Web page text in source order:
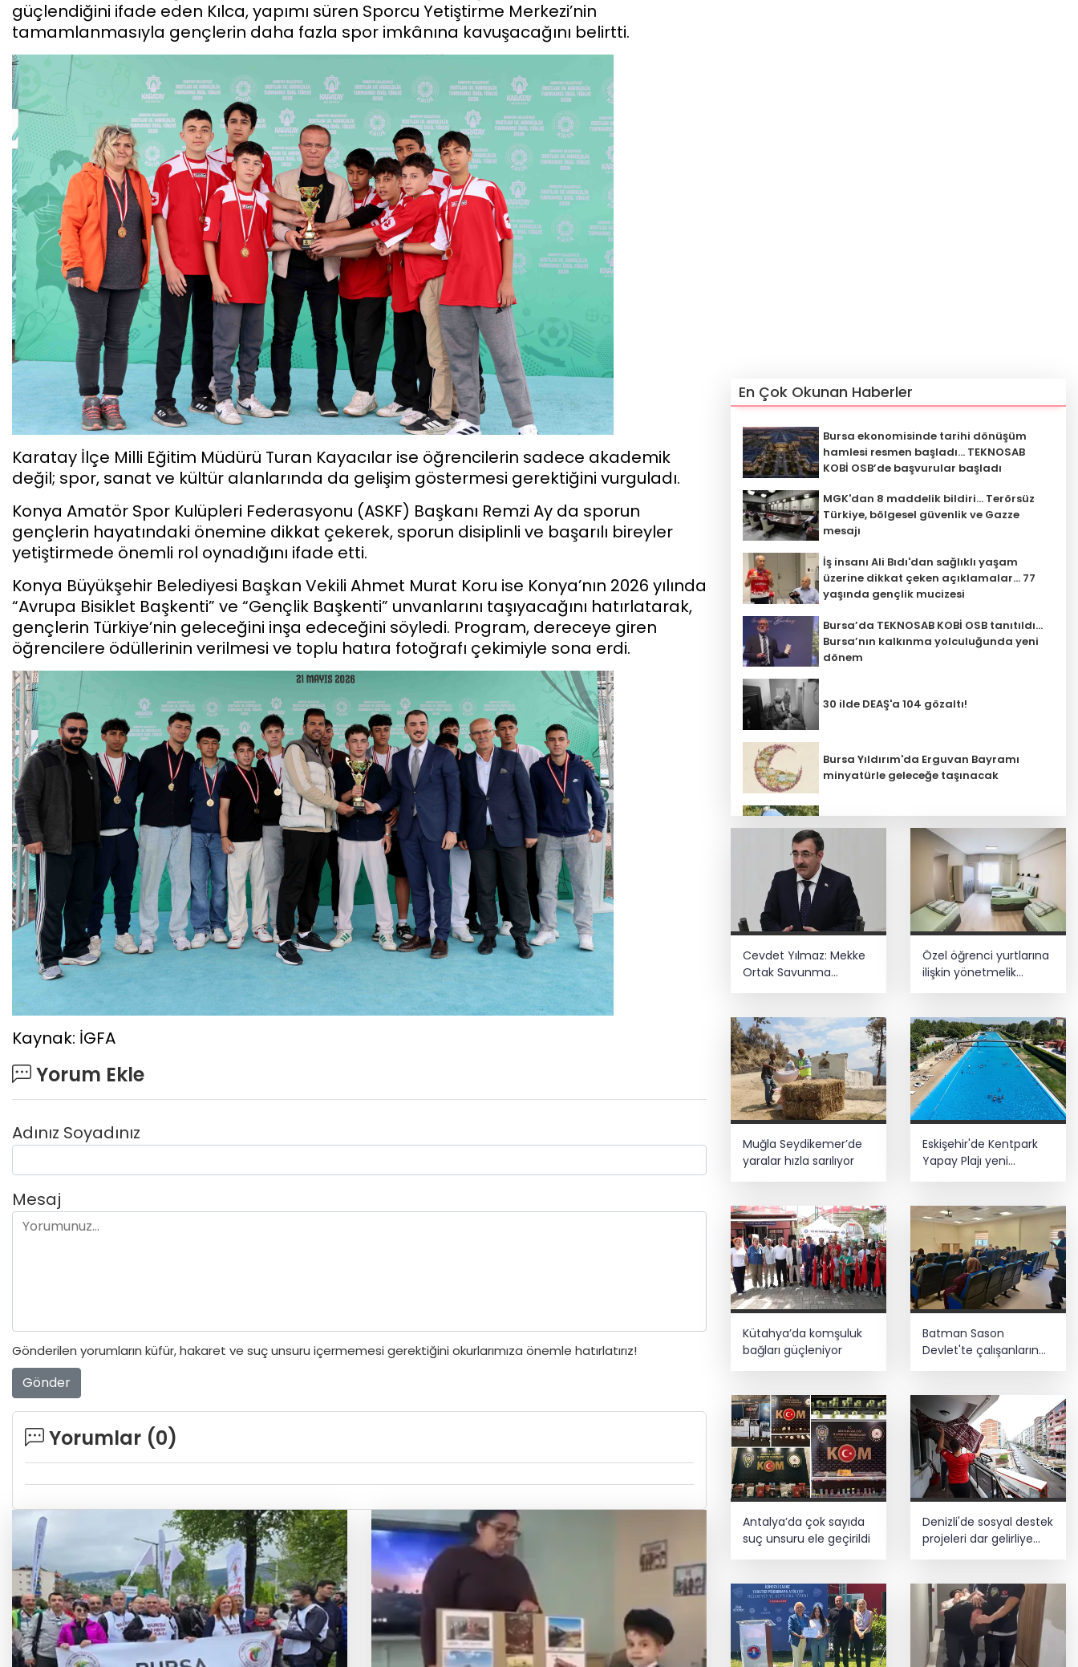
güçlendiğini ifade eden Kılca, yapımı süren Sporcu Yetiştirme Merkezi’nin
tamamlanmasıyla gençlerin daha fazla spor imkânına kavuşacağını belirtti.
Karatay İlçe Milli Eğitim Müdürü Turan Kayacılar ise öğrencilerin sadece akademik
değil; spor, sanat ve kültür alanlarında da gelişim göstermesi gerektiğini vurguladı.
Konya Amatör Spor Kulüpleri Federasyonu (ASKF) Başkanı Remzi Ay da sporun
gençlerin hayatındaki önemine dikkat çekerek, sporun disiplinli ve başarılı bireyler
yetiştirmede önemli rol oynadığını ifade etti.
Konya Büyükşehir Belediyesi Başkan Vekili Ahmet Murat Koru ise Konya’nın 2026 yılında
“Avrupa Bisiklet Başkenti” ve “Gençlik Başkenti” unvanlarını taşıyacağını hatırlatarak,
gençlerin Türkiye’nin geleceğini inşa edeceğini söyledi. Program, dereceye giren
öğrencilere ödüllerinin verilmesi ve toplu hatıra fotoğrafı çekimiyle sona erdi.
Kaynak: İGFA
Yorum Ekle
Adınız Soyadınız
Mesaj
Gönderilen yorumların küfür, hakaret ve suç unsuru içermemesi gerektiğini okurlarımıza önemle hatırlatırız!
Gönder
Yorumlar (0)
En Çok Okunan Haberler
Bursa ekonomisinde tarihi dönüşüm
hamlesi resmen başladı... TEKNOSAB
KOBİ OSB’de başvurular başladı
MGK'dan 8 maddelik bildiri... Terörsüz
Türkiye, bölgesel güvenlik ve Gazze
mesajı
İş insanı Ali Bıdı'dan sağlıklı yaşam
üzerine dikkat çeken açıklamalar... 77
yaşında gençlik mucizesi
Bursa’da TEKNOSAB KOBİ OSB tanıtıldı...
Bursa’nın kalkınma yolculuğunda yeni
dönem
30 ilde DEAŞ'a 104 gözaltı!
Bursa Yıldırım'da Erguvan Bayramı
minyatürle geleceğe taşınacak
kamu alanına döküme 150 bin TL ceza
CHP, Menderes Belediye Başkanı İlkay
Çiçek'i kesin ihraç talebiyle disipline
sevk etti
Ankara'da uyuşturucu ve fuhuş 8
gözaltı
Ödülü... Kamu kategorisinde zirvede
Cevdet Yılmaz: Mekke
Ortak Savunma
sağlayacak
Özel öğrenci yurtlarına
ilişkin yönetmelik
Muğla Seydikemer’de
yaralar hızla sarılıyor
Eskişehir'de Kentpark
Yapay Plajı yeni
sezonda hizmete açıldı
Kütahya’da komşuluk
bağları güçleniyor
Batman Sason
Devlet'te çalışanların
Antalya’da çok sayıda
suç unsuru ele geçirildi
Denizli'de sosyal destek
projeleri dar gelirliye
umut oluyor